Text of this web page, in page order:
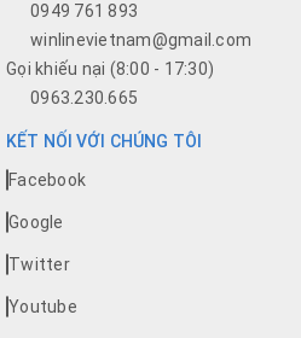
0949 761 893
winlinevietnam@gmail.com
Gọi khiếu nại (8:00 - 17:30)
0963.230.665
KẾT NỐI VỚI CHÚNG TÔI
Facebook
Google
Twitter
Youtube